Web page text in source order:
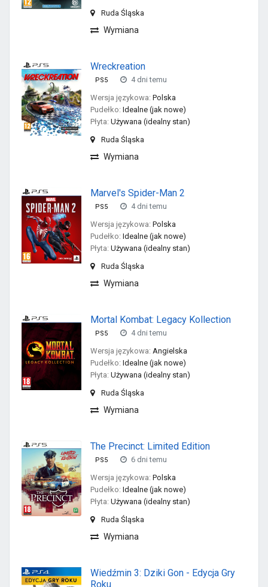
Ruda Śląska
Wymiana
Wreckreation
PS5
4 dni temu
Wersja językowa: Polska
Pudełko: Idealne (jak nowe)
Płyta: Używana (idealny stan)
Ruda Śląska
Wymiana
Marvel's Spider-Man 2
PS5
4 dni temu
Wersja językowa: Polska
Pudełko: Idealne (jak nowe)
Płyta: Używana (idealny stan)
Ruda Śląska
Wymiana
Mortal Kombat: Legacy Kollection
PS5
4 dni temu
Wersja językowa: Angielska
Pudełko: Idealne (jak nowe)
Płyta: Używana (idealny stan)
Ruda Śląska
Wymiana
The Precinct: Limited Edition
PS5
6 dni temu
Wersja językowa: Polska
Pudełko: Idealne (jak nowe)
Płyta: Używana (idealny stan)
Ruda Śląska
Wymiana
Wiedźmin 3: Dziki Gon - Edycja Gry
Roku